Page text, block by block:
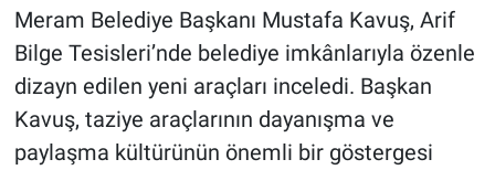
Meram Belediye Başkanı Mustafa Kavuş, Arif
Bilge Tesisleri’nde belediye imkânlarıyla özenle
dizayn edilen yeni araçları inceledi. Başkan
Kavuş, taziye araçlarının dayanışma ve
paylaşma kültürünün önemli bir göstergesi